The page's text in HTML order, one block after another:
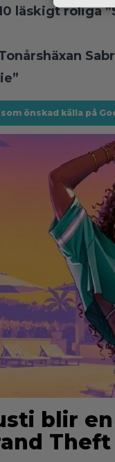
läskigt roliga
önskad källa på
blir